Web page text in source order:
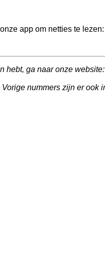
app om netties te lezen:
hebt, ga naar onze website:
nummers zijn er ook